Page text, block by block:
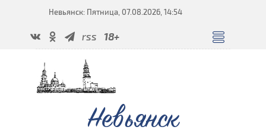
Невьянск: Пятница, 07.08.2026, 14:54
rss 18+
Невьянск